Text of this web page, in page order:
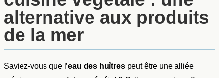
alternative aux produits
de la mer
Saviez-vous que l’eau des huîtres peut être une alliée